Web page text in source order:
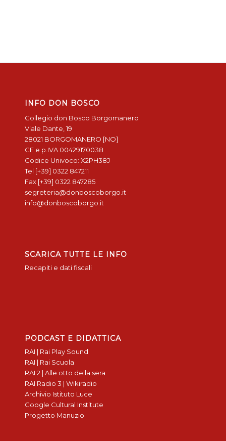
INFO DON BOSCO
Collegio don Bosco Borgomanero
Viale Dante, 19
28021 BORGOMANERO [NO]
CF e p.IVA 00429170038
Codice Univoco: X2PH38J
Tel [+39] 0322 847211
Fax [+39] 0322 847285
segreteria@donboscoborgo.it
info@donboscoborgo.it
SCARICA TUTTE LE INFO
Recapiti e dati fiscali
PODCAST E DIDATTICA
RAI | Rai Play Sound
RAI | Rai Scuola
RAI 2 | Alle otto della sera
RAI Radio 3 | Wikiradio
Archivio Istituto Luce
Google Cultural Institute
Progetto Manuzio